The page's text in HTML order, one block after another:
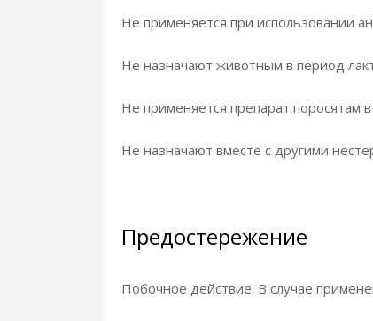
Не применяется при использовании
Не назначают животным в период
Не применяется препарат поросятам
Не назначают вместе с другими
Предостережение
Побочное действие. В случае